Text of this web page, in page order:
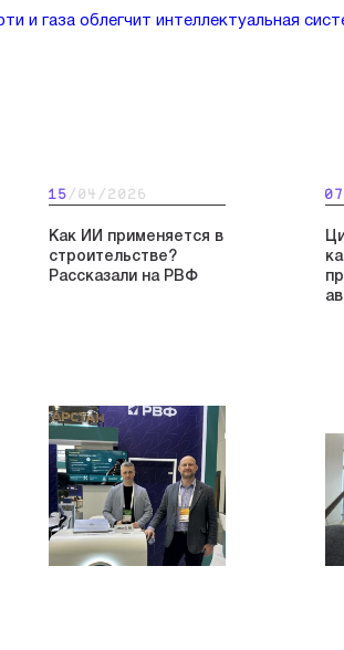
и газа облегчит интеллектуальная
15 /04/2026
Как ИИ применяется в
строительстве?
Рассказали на РВФ
07